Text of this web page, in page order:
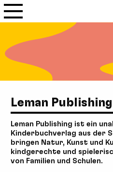
Leman Publishing
Leman Publishing ist ein
Kinderbuchverlag aus der
bringen Natur, Kunst und
kindgerechte und
von Familien und Schulen.